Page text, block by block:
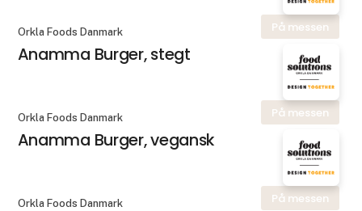
På messen
Orkla Foods Danmark
Anamma Burger, stegt
På messen
Orkla Foods Danmark
Anamma Burger, vegansk
På messen
Orkla Foods Danmark